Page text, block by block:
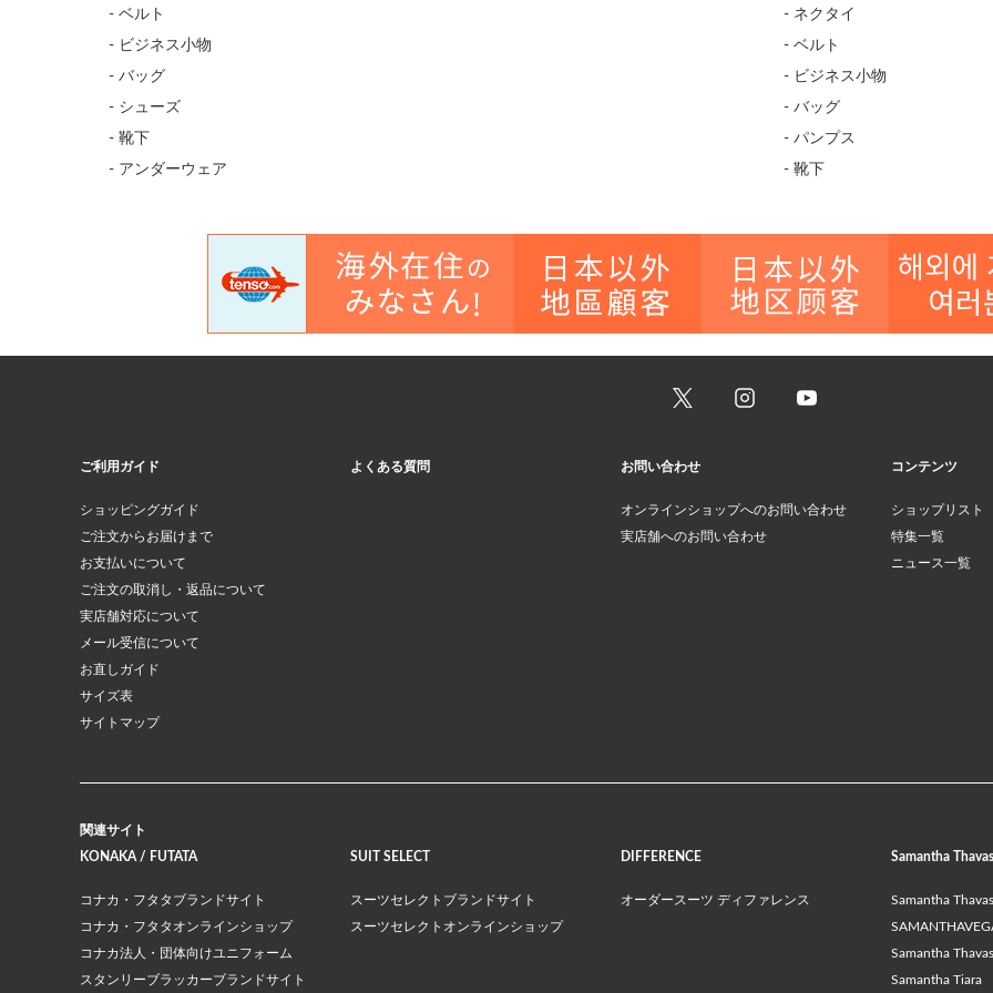
- ベルト
- ビジネス小物
- バッグ
- シューズ
- 靴下
- アンダーウェア
- ネクタイ
- ベルト
- ビジネス小物
- バッグ
- パンプス
- 靴下
ご利用ガイド
ショッピングガイド
ご注文からお届けまで
お支払いについて
ご注文の取消し・返品について
実店舗対応について
メール受信について
お直しガイド
サイズ表
サイトマップ
よくある質問 お問い合わせ
オンラインショップへのお問い合わせ
実店舗へのお問い合わせ
コンテンツ
ショップリスト
特集一覧
ニュース一覧
関連サイト
KONAKA / FUTATA
コナカ・フタタブランドサイト
コナカ・フタタオンラインショップ
コナカ法人・団体向けユニフォーム
スタンリーブラッカーブランドサイト
SUIT SELECT
スーツセレクトブランドサイト
スーツセレクトオンラインショップ
DIFFERENCE
オーダースーツ ディファレンス
Samantha
Samantha
Samantha
Samantha Tiara